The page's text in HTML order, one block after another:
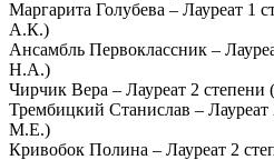
Маргарита Голубева – Лауреат 1
А.К.)
Ансамбль Первоклассник –
Н.А.)
Чирчик Вера – Лауреат 2
Трембицкий Станислав – Лауреат
М.Е.)
Кривобок Полина – Лауреат 2